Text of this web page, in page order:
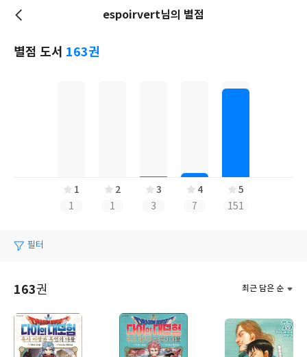
espoirvert님의 별점
별점 도서 163권
1
1
2
1
3
3
4
7
5
151
필터
최근 담은 순
163권